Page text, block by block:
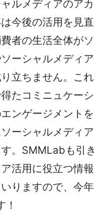
ルメディアのアカ
今後の活用を見直
者の生活全体がソ
ーシャルメディア
立ちません。これ
たコミニュケーシ
ンゲージメントを
ーシャルメディア
。SMMLabも引き
活用に役立つ情報
りますので、今年
！